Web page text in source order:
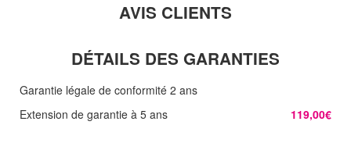
AVIS CLIENTS
DÉTAILS DES GARANTIES
Garantie légale de conformité 2 ans
Extension de garantie à 5 ans
119,00€